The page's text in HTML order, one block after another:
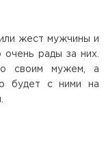
жест мужчины и
очень рады за них.
своим мужем, а
будет с ними на